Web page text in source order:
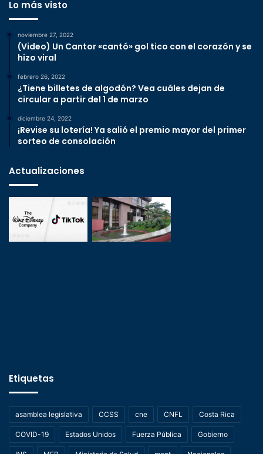
Lo más visto
noviembre 27, 2022
(Video) Un Cantor «cantó» gol tico con el corazón y se
hizo viral
febrero 26, 2022
¿Tiene billetes de algodón? Vea cuáles dejan de
circular a partir del 1 de marzo
diciembre 24, 2022
¡Revise su lotería! Ya salió el premio mayor del primer
sorteo de consolación
Actualizaciones
Etiquetas
asamblea legislativa CCSS cne CNFL Costa Rica
COVID-19 Estados Unidos Fuerza Pública Gobierno